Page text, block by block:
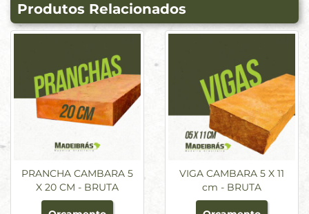
Produtos Relacionados
PRANCHA CAMBARA 5
X 20 CM - BRUTA
VIGA CAMBARA 5 X 11
cm - BRUTA